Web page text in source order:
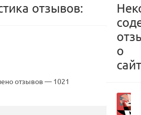
отзывов:
отзывов — 1021
о